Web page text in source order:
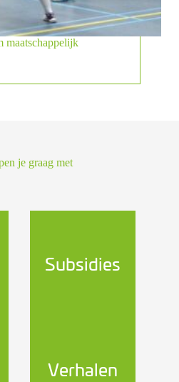
maatschappelijk
je graag met
Subsidies
Verhalen